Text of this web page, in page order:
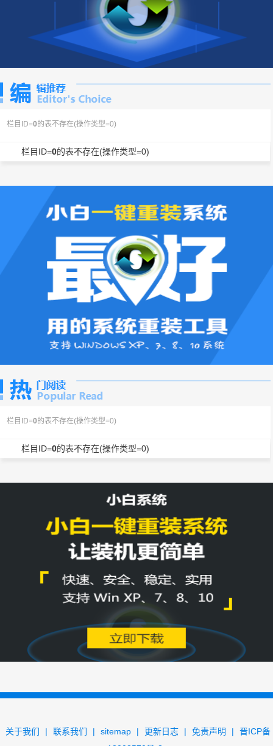
栏目ID=0 的表不存在(操作类型=0)
栏目ID=0的表不存在(操作类型=0)
栏目ID=0 的表不存在(操作类型=0)
栏目ID=0的表不存在(操作类型=0)
关于我们 | 联系我们 | sitemap | 更新日志 | 免责声明 |
晋ICP备